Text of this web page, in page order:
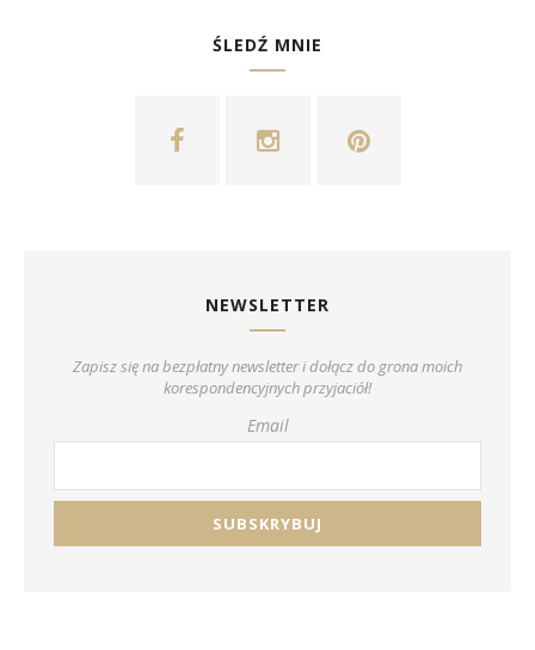
ŚLEDŹ MNIE
NEWSLETTER
Zapisz się na bezpłatny newsletter i dołącz do grona moich
korespondencyjnych przyjaciół!
Email